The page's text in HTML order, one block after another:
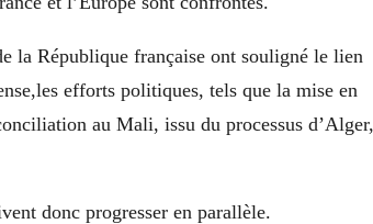
la République française ont souligné le lien
efforts politiques, tels que la mise en
au Mali, issu du processus d’Alger,
donc progresser en parallèle.